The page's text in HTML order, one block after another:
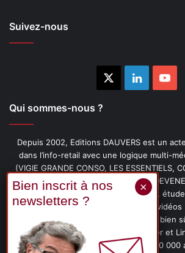
Suivez-nous
Linkedin
Qui sommes-nous ?
Depuis 2002, Editions DAUVERS est un
dans l’info-retail avec une logique multi-
(VIGIE GRANDE CONSO, LES ESSENTIELS,
livres (PENSER-CLIENT, IMAGE-PRIX,
PRÉFÉRÉ DE VOS CLIENTS, etc.),
PROMOFLASH, DRIVE INSIGHTS), vidéos
CONSO), podcasts (CAFÉ CONSO) et, bien
vous êtes, ainsi que les fils Twitter et
communauté de plus de 150 000